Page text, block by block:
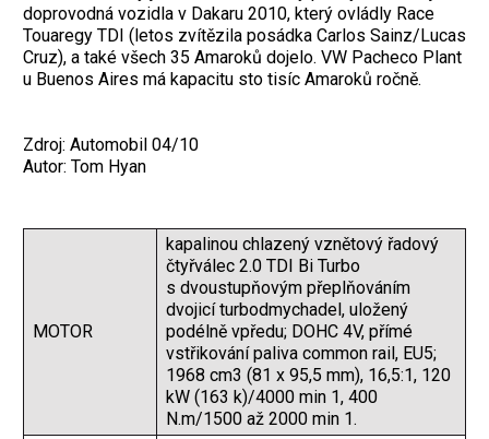
doprovodná vozidla v Dakaru 2010, který ovládly Race
Touaregy TDI (letos zvítězila posádka Carlos Sainz/Lucas
Cruz), a také všech 35 Amaroků dojelo. VW Pacheco Plant
u Buenos Aires má kapacitu sto tisíc Amaroků ročně.
Zdroj: Automobil 04/10
Autor: Tom Hyan
MOTOR
kapalinou chlazený vznětový řadový
čtyřválec 2.0 TDI Bi Turbo
s dvoustupňovým přeplňováním
dvojicí turbodmychadel, uložený
podélně vpředu; DOHC 4V, přímé
vstřikování paliva common rail, EU5;
1968 cm3 (81 x 95,5 mm), 16,5:1, 120
kW (163 k)/4000 min 1, 400
N.m/1500 až 2000 min 1.